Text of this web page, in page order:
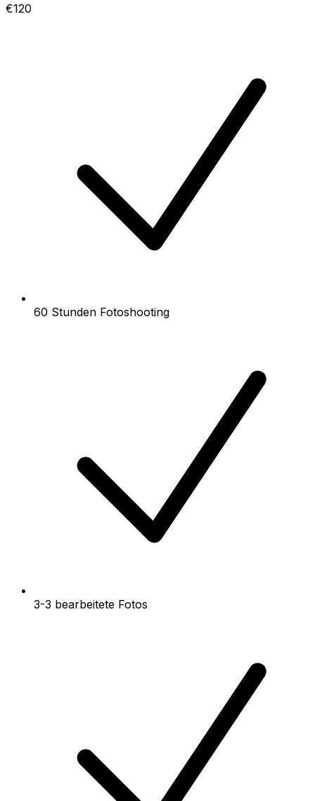
€120
60 Stunden Fotoshooting
3-3 bearbeitete Fotos